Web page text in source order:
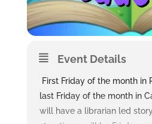
Event Details
First Friday of the month in
last Friday of the month in
will have a librarian led